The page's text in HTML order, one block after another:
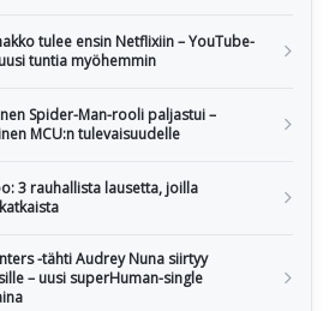
tulee ensin Netflixiin – YouTube-
tuntia myöhemmin
Spider-Man-rooli paljastui –
MCU:n tulevaisuudelle
3 rauhallista lausetta, joilla
-tähti Audrey Nuna siirtyy
– uusi superHuman-single